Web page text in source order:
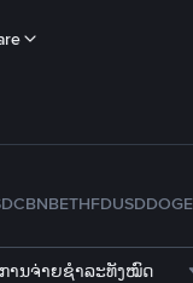
BNBETHFDUSDDOGE
ານຈ່າຍຊຳລະທັງໝົດ